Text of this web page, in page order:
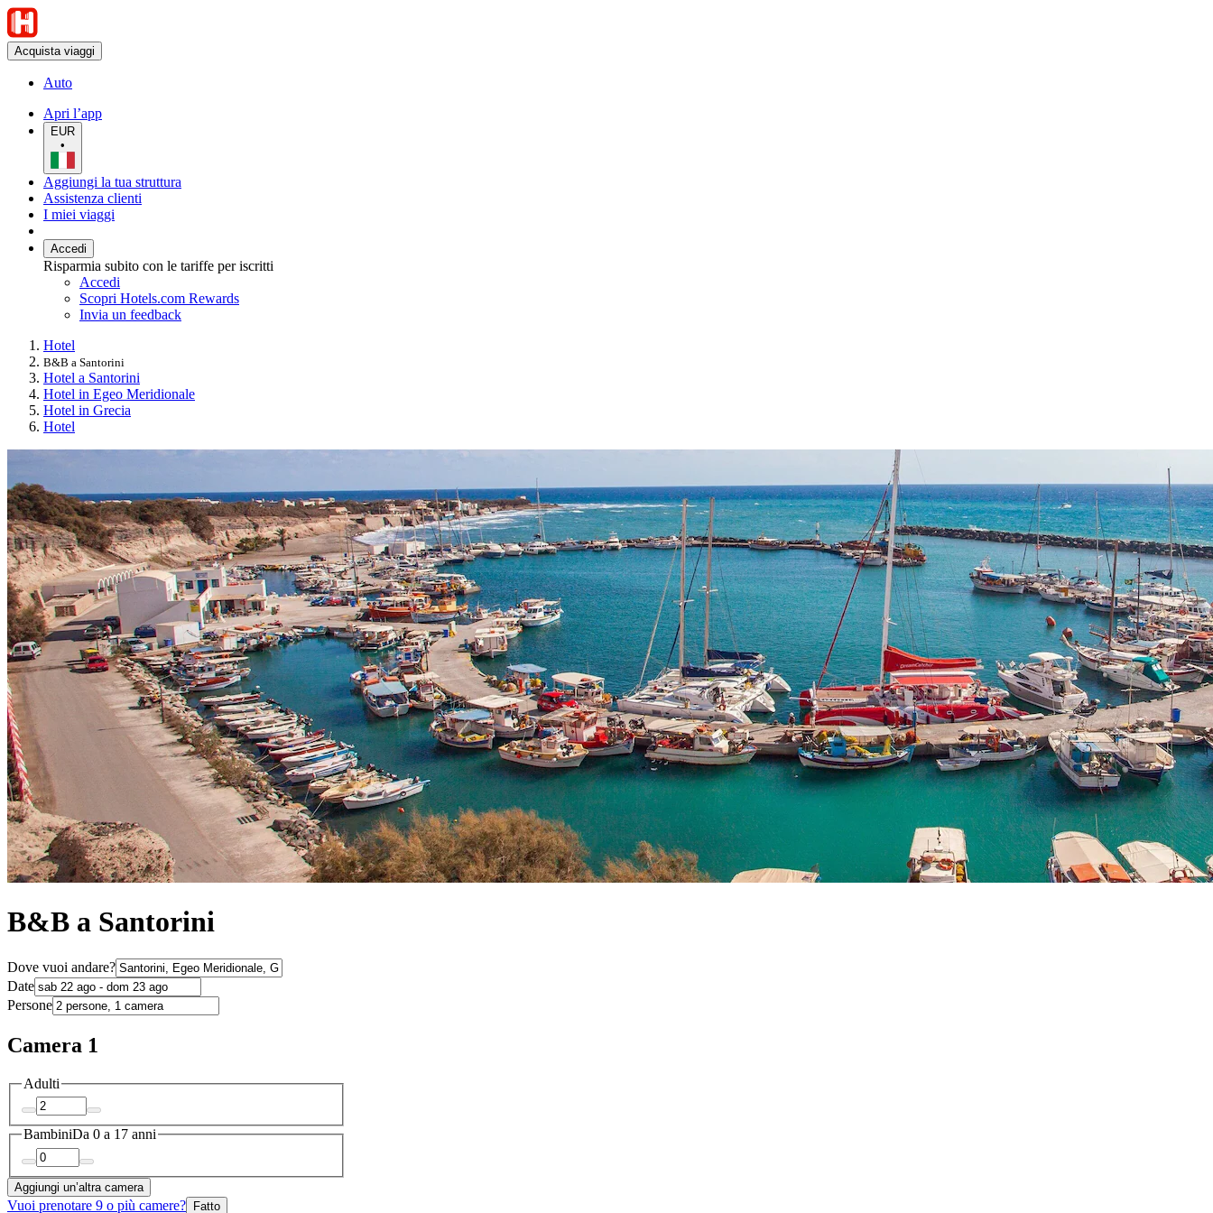
Acquista viaggi
Auto
Apri l’app
EUR
•
Aggiungi la tua struttura
Assistenza clienti
I miei viaggi
Accedi
Risparmia subito con le tariffe per iscritti
Accedi
Scopri Hotels.com Rewards
Invia un feedback
Hotel
B&B a Santorini
Hotel a Santorini
Hotel in Egeo Meridionale
Hotel in Grecia
Hotel
B&B a Santorini
Dove vuoi andare?
Date
Persone
Camera 1
Adulti
BambiniDa 0 a 17 anni
Aggiungi un’altra camera
Vuoi prenotare 9 o più camere? Fatto